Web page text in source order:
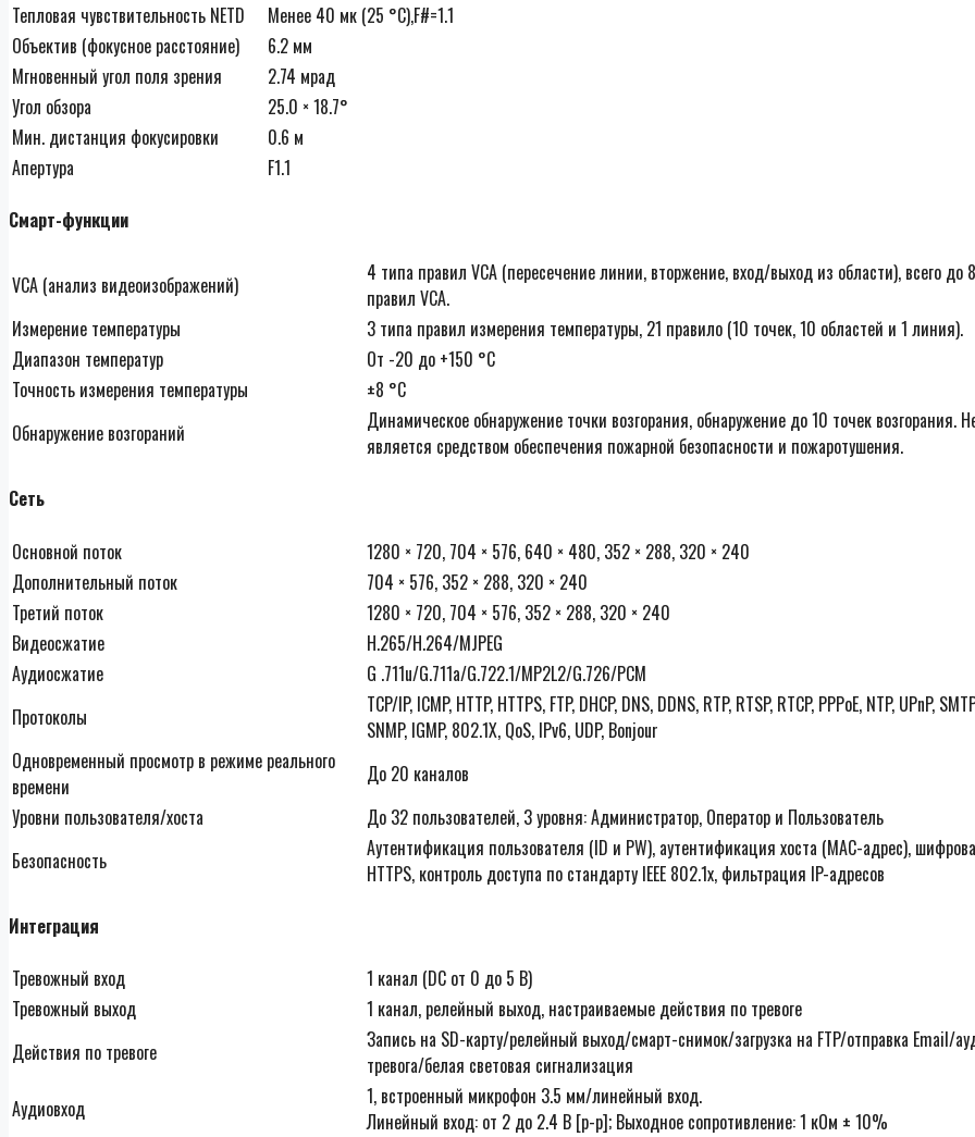
Тепловая чувствительность NETD
Менее 40 мк (25 °C),F#=1.1
Объектив (фокусное расстояние)
6.2 мм
Мгновенный угол поля зрения
2.74 мрад
Угол обзора
25.0 × 18.7°
Мин. дистанция фокусировки
0.6 м
Апертура
F1.1
Смарт-функции
VCA (анализ видеоизображений)
4 типа правил VCA (пересечение линии, вторжение, вход/выход из области), всего до 8
правил VCA.
Измерение температуры
3 типа правил измерения температуры, 21 правило (10 точек, 10 областей и 1 линия).
Диапазон температур
От -20 до +150 °C
Точность измерения температуры
±8 °C
Обнаружение возгораний
Динамическое обнаружение точки возгорания, обнаружение до 10 точек возгорания.
является средством обеспечения пожарной безопасности и пожаротушения.
Сеть
Основной поток
1280 × 720, 704 × 576, 640 × 480, 352 × 288, 320 × 240
Дополнительный поток
704 × 576, 352 × 288, 320 × 240
Третий поток
1280 × 720, 704 × 576, 352 × 288, 320 × 240
Видеосжатие
H.265/H.264/MJPEG
Аудиосжатие
G .711u/G.711a/G.722.1/MP2L2/G.726/PCM
Протоколы
TCP/IP, ICMP, HTTP, HTTPS, FTP, DHCP, DNS, DDNS, RTP, RTSP, RTCP, PPPoE, NTP, UPnP,
SNMP, IGMP, 802.1X, QoS, IPv6, UDP, Bonjour
Одновременный просмотр в режиме реального
времени
До 20 каналов
Уровни пользователя/хоста
До 32 пользователей, 3 уровня: Администратор, Оператор и Пользователь
Безопасность
Аутентификация пользователя (ID и PW), аутентификация хоста (MAC-адрес),
HTTPS, контроль доступа по стандарту IEEE 802.1x, фильтрация IP-адресов
Интеграция
Тревожный вход
1 канал (DC от 0 до 5 В)
Тревожный выход
1 канал, релейный выход, настраиваемые действия по тревоге
Действия по тревоге
Запись на SD-карту/релейный выход/смарт-снимок/загрузка на FTP/отправка Email/
тревога/белая световая сигнализация
Аудиовход
1, встроенный микрофон 3.5 мм/линейный вход.
Линейный вход: от 2 до 2.4 В [p-p]; Выходное сопротивление: 1 кОм ± 10%